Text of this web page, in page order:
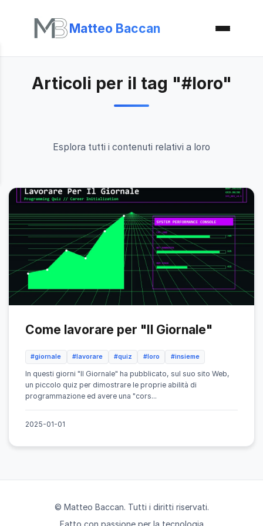
Matteo Baccan
Articoli per il tag "#loro"
Esplora tutti i contenuti relativi a loro
Come lavorare per "Il Giornale"
#giornale #lavorare #quiz #loro #insieme
In questi giorni "Il Giornale" ha pubblicato, sul suo sito Web,
un piccolo quiz per dimostrare le proprie abilità di
programmazione ed avere una "cors...
2025-01-01
© Matteo Baccan. Tutti i diritti riservati.
Fatto con passione per la tecnologia